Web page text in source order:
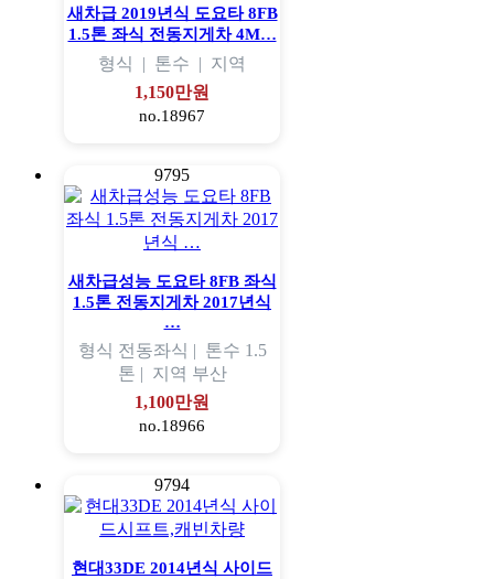
새차급 2019년식 도요타 8FB
1.5톤 좌식 전동지게차 4M…
형식 | 톤수 | 지역
1,150만원
no.18967
9795
새차급성능 도요타 8FB 좌식
1.5톤 전동지게차 2017년식
…
형식 전동좌식 | 톤수 1.5
톤 | 지역 부산
1,100만원
no.18966
9794
현대33DE 2014년식 사이드